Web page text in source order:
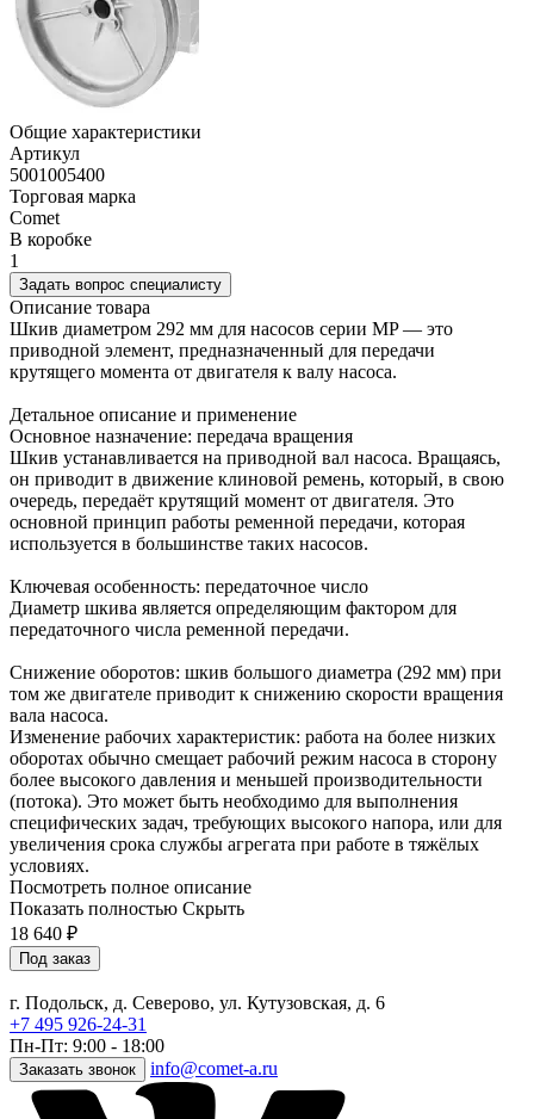
Общие характеристики
Артикул
5001005400
Торговая марка
Comet
В коробке
1
Задать вопрос специалисту
Описание товара
Шкив диаметром 292 мм для насосов серии MP — это
приводной элемент, предназначенный для передачи
крутящего момента от двигателя к валу насоса.
Детальное описание и применение
Основное назначение: передача вращения
Шкив устанавливается на приводной вал насоса. Вращаясь,
он приводит в движение клиновой ремень, который, в свою
очередь, передаёт крутящий момент от двигателя. Это
основной принцип работы ременной передачи, которая
используется в большинстве таких насосов.
Ключевая особенность: передаточное число
Диаметр шкива является определяющим фактором для
передаточного числа ременной передачи.
Снижение оборотов: шкив большого диаметра (292 мм) при
том же двигателе приводит к снижению скорости вращения
вала насоса.
Изменение рабочих характеристик: работа на более низких
оборотах обычно смещает рабочий режим насоса в сторону
более высокого давления и меньшей производительности
(потока). Это может быть необходимо для выполнения
специфических задач, требующих высокого напора, или для
увеличения срока службы агрегата при работе в тяжёлых
условиях.
Посмотреть полное описание
Показать полностью Скрыть
18 640 ₽
Под заказ
г. Подольск, д. Северово, ул. Кутузовская, д. 6
+7 495 926-24-31
Пн-Пт: 9:00 - 18:00
Заказать звонок info@comet-a.ru